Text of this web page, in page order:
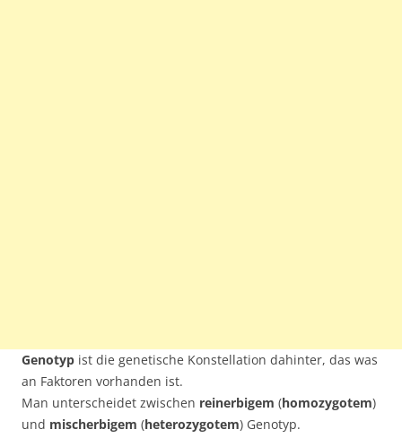
Genotyp ist die genetische Konstellation dahinter, das was
an Faktoren vorhanden ist.
Man unterscheidet zwischen reinerbigem (homozygotem)
und mischerbigem (heterozygotem) Genotyp.